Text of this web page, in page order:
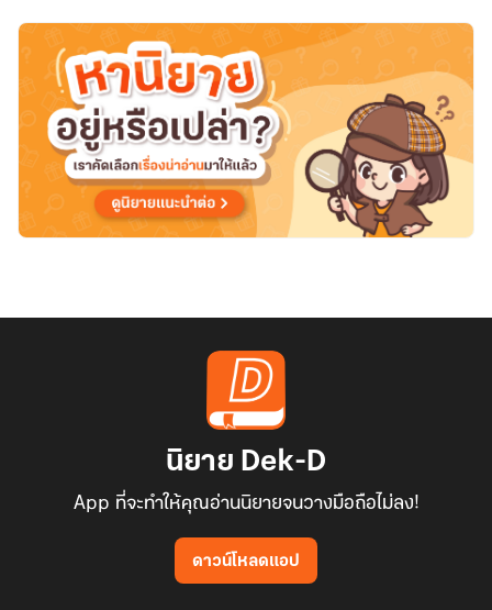
นิยาย Dek-D
App ที่จะทำให้คุณอ่านนิยายจนวางมือถือไม่ลง!
ดาวน์โหลดแอป